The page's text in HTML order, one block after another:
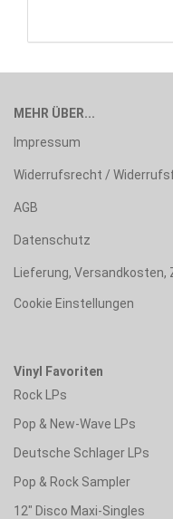
MEHR ÜBER...
Impressum
Widerrufsrecht /
AGB
Datenschutz
Lieferung, Versandkosten,
Cookie Einstellungen
Vinyl Favoriten
Rock LPs
Pop & New-Wave LPs
Deutsche Schlager LPs
Pop & Rock Sampler
12" Disco Maxi-Singles